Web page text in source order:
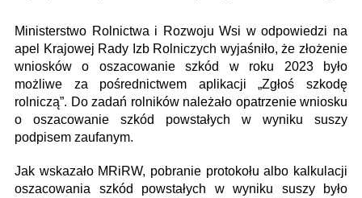
Ministerstwo Rolnictwa i Rozwoju Wsi w odpowiedzi na
apel Krajowej Rady Izb Rolniczych wyjaśniło, że złożenie
wniosków o oszacowanie szkód w roku 2023 było
możliwe za pośrednictwem aplikacji „Zgłoś szkodę
rolniczą”. Do zadań rolników należało opatrzenie wniosku
o oszacowanie szkód powstałych w wyniku suszy
podpisem zaufanym.
Jak wskazało MRiRW, pobranie protokołu albo kalkulacji
oszacowania szkód powstałych w wyniku suszy było